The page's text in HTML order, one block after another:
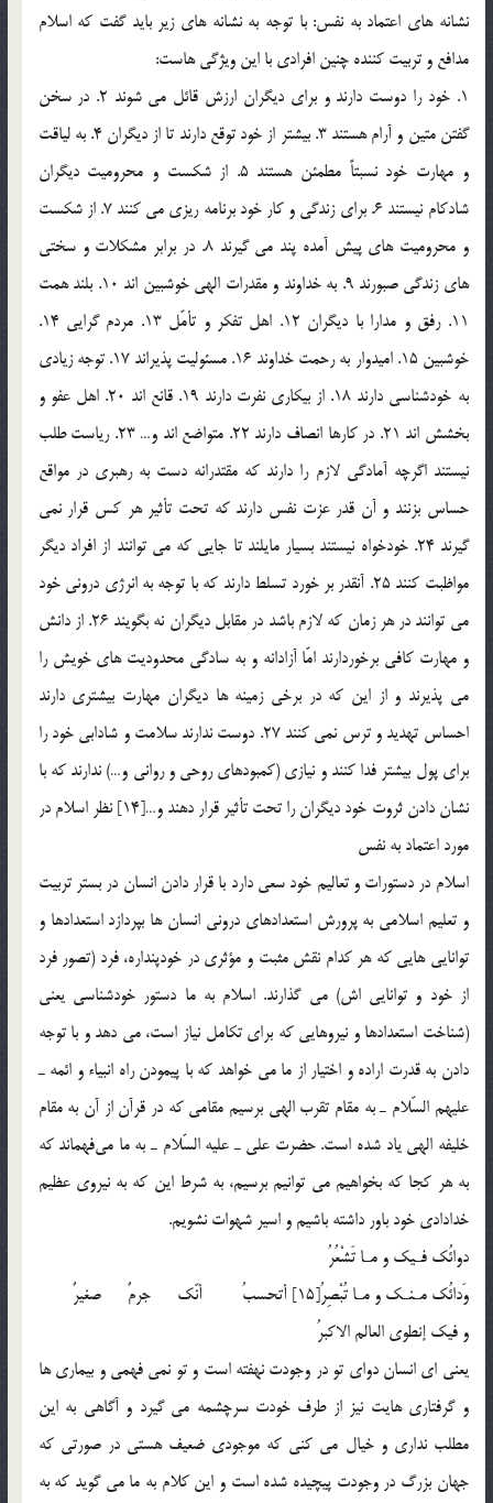
نشانه هاي اعتماد به نفس: با توجه به نشانه هاي زير بايد گفت كه اسلام
مدافع و تربيت كننده چنين افرادي با اين ويژگي هاست:
1. خود را دوست دارند و براي ديگران ارزش قائل مي شوند 2. در سخن
گفتن متين و آرام هستند 3. بيشتر از خود توقع دارند تا از ديگران 4. به لياقت
و مهارت خود نسبتاً مطمئن هستند 5. از شكست و محروميت ديگران
شادكام نيستند 6. براي زندگي و كار خود برنامه ريزي مي كنند 7. از شكست
و محروميت هاي پيش آمده پند مي گيرند 8. در برابر مشكلات و سختي
هاي زندگي صبورند 9. به خداوند و مقدرات الهي خوشبين اند 10. بلند همت
11. رفق و مدارا با ديگران 12. اهل تفكر و تأمّل 13. مردم گرايي 14.
خوشبين 15. اميدوار به رحمت خداوند 16. مسئوليت پذيراند 17. توجه زيادي
به خودشناسي دارند 18. از بيكاري نفرت دارند 19. قانع اند 20. اهل عفو و
بخشش اند 21. در كارها انصاف دارند 22. متواضع اند و… 23. رياست طلب
نيستند اگرچه آمادگي لازم را دارند كه مقتدرانه دست به رهبري در مواقع
حساس بزنند و آن قدر عزت نفس دارند كه تحت تأثير هر كس قرار نمي
گيرند 24. خودخواه نيستند بسيار مايلند تا جايي كه مي توانند از افراد ديگر
مواظبت كنند 25. آنقدر بر خورد تسلط دارند كه با توجه به انرژي دروني خود
مي توانند در هر زمان كه لازم باشد در مقابل ديگران نه بگويند 26. از دانش
و مهارت كافي برخوردارند امّا آزادانه و به سادگي محدوديت هاي خويش را
مي پذيرند و از اين كه در برخي زمينه ها ديگران مهارت بيشتري دارند
احساس تهديد و ترس نمي كنند 27. دوست ندارند سلامت و شادابي خود را
براي پول بيشتر فدا كنند و نيازي (كمبودهاي روحي و رواني و…) ندارند كه با
نشان دادن ثروت خود ديگران را تحت تأثير قرار دهند و…[14] نظر اسلام در
مورد اعتماد به نفس
اسلام در دستورات و تعاليم خود سعي دارد با قرار دادن انسان در بستر تربيت
و تعليم اسلامي به پرورش استعدادهاي دروني انسان ها بپردازد استعدادها و
توانايي هايي كه هر كدام نقش مثبت و مؤثري در خودپنداره، فرد (تصور فرد
از خود و توانايي اش) مي گذارند. اسلام به ما دستور خودشناسي يعني
(شناخت استعدادها و نيروهايي كه براي تكامل نياز است، مي دهد و با توجه
دادن به قدرت اراده و اختيار از ما مي خواهد كه با پيمودن راه انبياء و ائمه ـ
عليهم السّلام ـ به مقام تقرب الهي برسيم مقامي كه در قرآن از آن به مقام
خليفه الهي ياد شده است. حضرت علي ـ عليه السّلام ـ به ما مي‌فهماند كه
به هر كجا كه بخواهيم مي توانيم برسيم، به شرط اين كه به نيروي عظيم
خدادادي خود باور داشته باشيم و اسير شهوات نشويم.
دوائُك فـيك و مـا تَشْعُرُ
وَدائُك مـنـك و مـا تُبْصِرُ[15] أتحسبُ أنّك جرمٌ صغيرٌ
و فيك إنطوي العالم الاكبرُ
يعني اي انسان دواي تو در وجودت نهفته است و تو نمي فهمي و بيماري ها
و گرفتاري هايت نيز از طرف خودت سرچشمه مي گيرد و آگاهي به اين
مطلب نداري و خيال مي كني كه موجودي ضعيف هستي در صورتي كه
جهان بزرگ در وجودت پيچيده شده است و اين كلام به ما مي گويد كه به